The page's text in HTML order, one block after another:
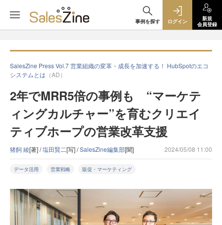
事例を探す ログイン
新規
会員登録
SalesZine Press Vol.7 営業組織の変革・成長を加速する！ HubSpotのエコ
システムとは （AD）
2年でMRR5倍の事例も “マーケテ
ィングカルチャー”を育むクリエイ
ティブホープの営業改革支援
猪飼 綾[著] /塩田賢二[写] /SalesZine編集部[聞] 2024/05/08 11:00
データ活用 営業戦略 販促・マーケティング